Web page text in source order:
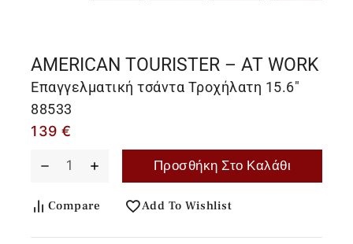
AMERICAN TOURISTER – AT WORK
Επαγγελματική τσάντα Τροχήλατη 15.6"
88533
139 €
Προσθήκη Στο Καλάθι
Compare Add To Wishlist